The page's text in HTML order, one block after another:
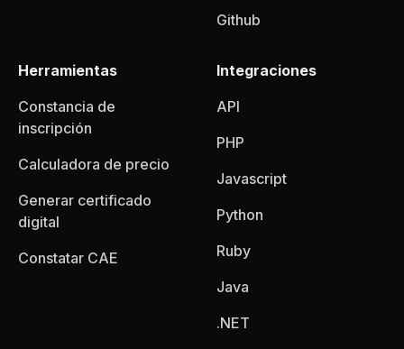
Github
Herramientas
Constancia de
inscripción
Calculadora de precio
Generar certificado
digital
Constatar CAE
Integraciones
API
PHP
Javascript
Python
Ruby
Java
.NET